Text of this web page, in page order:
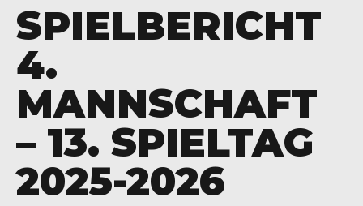
Essen
SPIELBERICHT
4.
MANNSCHAFT
– 13. SPIELTAG
2025-2026